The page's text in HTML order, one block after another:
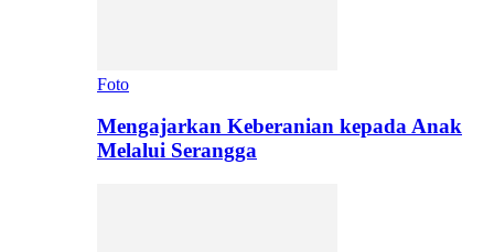
Foto
Mengajarkan Keberanian kepada Anak
Melalui Serangga